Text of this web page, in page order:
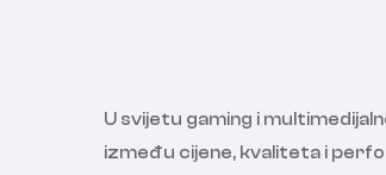
U svijetu gaming i
između cijene, kvaliteta i